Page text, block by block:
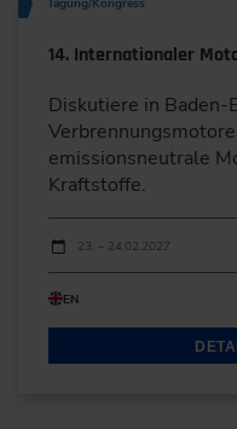
Tagung/Kongress
14. Internationaler
Diskutiere in Baden-
emissionsneutrale
Kraftstoffe.
Durchführungen
Veranstaltungsdatum
23. – 24.02.2027
EN